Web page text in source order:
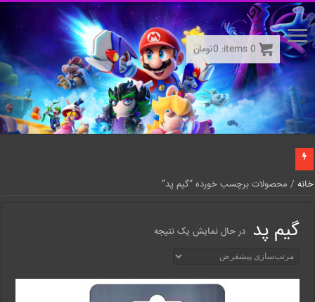
خانه / محصولات برچسب خورده “گیم پد”
گیم پد در حال نمایش یک نتیجه
0
items:
0تومان